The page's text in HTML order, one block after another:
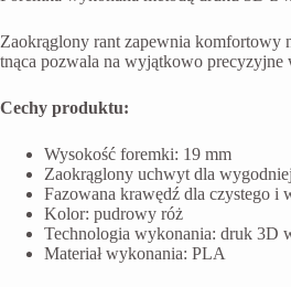
Zaokrąglony rant zapewnia komfortowy
tnąca pozwala na wyjątkowo precyzyjne
Cechy produktu:
Wysokość foremki: 19 mm
Zaokrąglony uchwyt dla
Fazowana krawędź dla czystego i
Kolor: pudrowy róż
Technologia wykonania: druk 3D
Materiał wykonania: PLA